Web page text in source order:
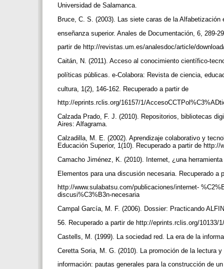
Universidad de Salamanca.
Bruce, C. S. (2003). Las siete caras de la
enseñanza superior. Anales de Documentación, 6, 289-
partir de http://revistas.um.es/analesdoc/article/
Caitán, N. (2011). Acceso al conocimiento científico-
políticas públicas. e-Colabora: Revista de ciencia,
cultura, 1(2), 146-162. Recuperado a partir de
http://eprints.rclis.org/16157/1/
Calzada Prado, F. J. (2010). Repositorios, bibliotecas
Aires: Alfagrama.
Calzadilla, M. E. (2002). Aprendizaje colaborativo y
Educación Superior, 1(10). Recuperado a partir de
Camacho Jiménez, K. (2010). Internet, ¿una
Elementos para una discusión necesaria. Recuperado a
http://www.sulabatsu.com/publicaciones/internet-
discusi%C3%B3n-necesaria
Campal García, M. F. (2006). Dossier: Practicando
56. Recuperado a partir de http://eprints.rclis.org/10133/
Castells, M. (1999). La sociedad red. La era de la
Ceretta Soria, M. G. (2010). La promoción de la lectura
información: pautas generales para la construcción de